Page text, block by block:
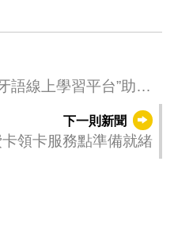
語線上學習平台”助抗
下一則新聞
領卡服務點準備就緒